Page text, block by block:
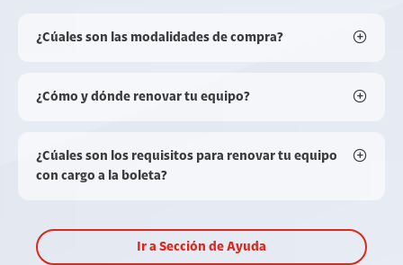
¿Cúales son las modalidades de compra?
¿Cómo y dónde renovar tu equipo?
¿Cúales son los requisitos para renovar tu equipo
con cargo a la boleta?
Ir a Sección de Ayuda